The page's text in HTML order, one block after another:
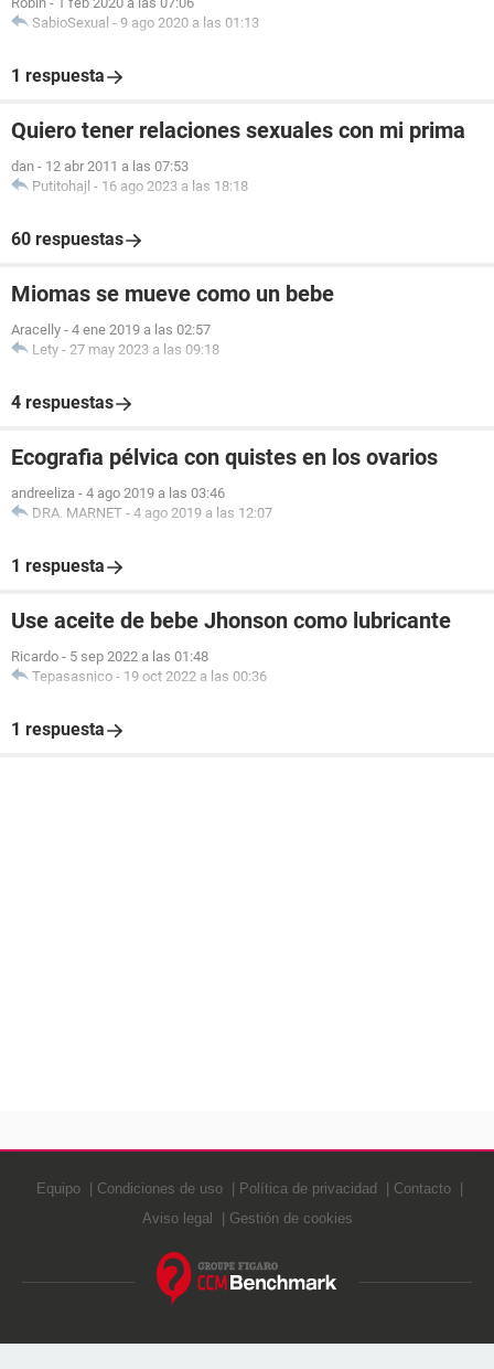
SabioSexual - 9 ago 2020 a las 01:13
1 respuesta
Quiero tener relaciones sexuales con mi prima
dan - 12 abr 2011 a las 07:53
Putitohajl - 16 ago 2023 a las 18:18
60 respuestas
Miomas se mueve como un bebe
Aracelly - 4 ene 2019 a las 02:57
Lety - 27 may 2023 a las 09:18
4 respuestas
Ecografia pélvica con quistes en los ovarios
andreeliza - 4 ago 2019 a las 03:46
DRA. MARNET - 4 ago 2019 a las 12:07
1 respuesta
Use aceite de bebe Jhonson como lubricante
Ricardo - 5 sep 2022 a las 01:48
Tepasasnico - 19 oct 2022 a las 00:36
1 respuesta
Equipo Condiciones de uso Política de privacidad
Contacto
Aviso legal
Gestión de cookies